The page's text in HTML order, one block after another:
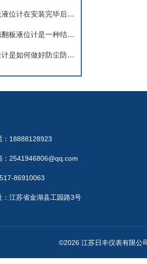
磁性翻板液位计在安装完毕后需要用磁钢进行校正
电伴热磁翻板液位计是一种结合了电伴热技术和磁性指示器的液位测量仪器
浮标液位计是如何做好防尘防腐蚀工作
：18888128923
：2541946806@qq.com
86910063
：江苏省金湖县工园路3号
©2026 江苏日丰仪表有限公